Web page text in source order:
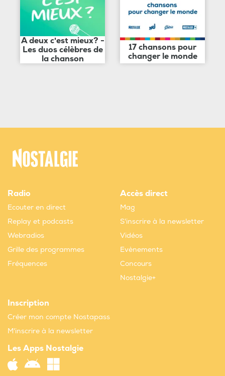
A deux c'est mieux? -
Les duos célèbres de
la chanson
17 chansons pour
changer le monde
Radio
Ecouter en direct
Replay et podcasts
Webradios
Grille des programmes
Fréquences
Accès direct
Mag
S'inscrire à la newsletter
Vidéos
Evènements
Concours
Nostalgie+
Inscription
Créer mon compte Nostapass
M'inscrire à la newsletter
Les Apps Nostalgie